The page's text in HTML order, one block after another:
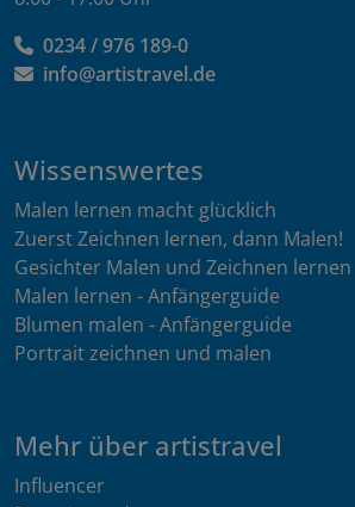
0234 / 976 189-0
info@artistravel.de
Wissenswertes
Malen lernen macht glücklich
Zuerst Zeichnen lernen, dann Malen!
Gesichter Malen und Zeichnen lernen
Malen lernen - Anfängerguide
Blumen malen - Anfängerguide
Portrait zeichnen und malen
Mehr über artistravel
Influencer